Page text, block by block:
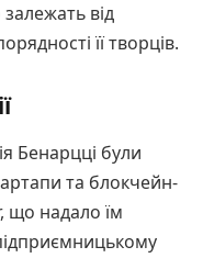
від
її творців.
Бенарцці були
та блокчейн-
що надало їм